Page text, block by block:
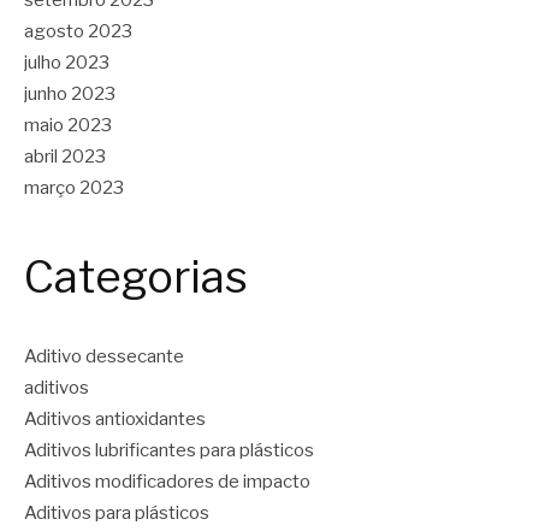
agosto 2023
julho 2023
junho 2023
maio 2023
abril 2023
março 2023
Categorias
Aditivo dessecante
aditivos
Aditivos antioxidantes
Aditivos lubrificantes para plásticos
Aditivos modificadores de impacto
Aditivos para plásticos